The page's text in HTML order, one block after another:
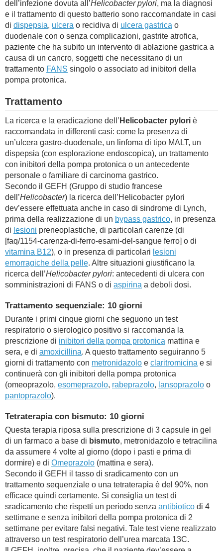
dell’infezione dovuta all’Helicobacter pylori, ma la diagnosi
e il trattamento di questo batterio sono raccomandate in casi
di dispepsia, ulcera o recidiva di ulcera gastrica o
duodenale con o senza complicazioni, gastrite atrofica,
paziente che ha subito un intervento di ablazione gastrica a
causa di un cancro, soggetti che necessitano di un
trattamento FANS singolo o associato ad inibitori della
pompa protonica.
Trattamento
La ricerca e la eradicazione dell’ Helicobacter pylori è
raccomandata in differenti casi: come la presenza di
un’ulcera gastro-duodenale, un linfoma di tipo MALT, un
dispepsia (con esplorazione endoscopica), un trattamento
con inibitori della pompa protonica o un antecedente
personale o familiare di carcinoma gastrico.
Secondo il GEFH (Gruppo di studio francese
dell’Helicobacter) la ricerca dell’Helicobacter pylori
dev’essere effettuata anche in caso di sindrome di Lynch,
prima della realizzazione di un bypass gastrico, in presenza
di lesioni preneoplastiche, di particolari carenze (di
[faq/1154-carenza-di-ferro-esami-del-sangue ferro] o di
vitamina B12), o in presenza di particolari lesioni
emorragiche della pelle. Altre situazioni giustificano la
ricerca dell’Helicobacter pylori: antecedenti di ulcera con
somministrazioni di FANS o di aspirina a deboli dosi.
Trattamento sequenziale: 10 giorni
Durante i primi cinque giorni che seguono un test
respiratorio o sierologico positivo si raccomanda la
prescrizione di inibitori della pompa protonica mattina e
sera, e di amoxicillina. A questo trattamento seguiranno 5
giorni di trattamento con metronidazolo e claritromicina e si
continuerà con gli inibitori della pompa protonica
(omeoprazolo, esomeprazolo, rabeprazolo, lansoprazolo o
pantoprazolo).
Tetraterapia con bismuto: 10 giorni
Questa terapia riposa sulla prescrizione di 3 capsule in gel
di un farmaco a base di bismuto, metronidazolo e tetracilina
da assumere 4 volte al giorno (dopo i pasti e prima di
dormire) e di Omeprazolo (mattina e sera).
Secondo il GEFH il tasso di sradicamento con un
trattamento sequenziale o una tetraterapia è del 90%, non
efficace quindi certamente. Si consiglia un test di
sradicamento che rispetti un periodo senza antibiotico di 4
settimane e senza inibitori della pompa protonica di 2
settimane per evitare falsi negativi. Tale test viene realizzato
attraverso un test respiratorio dell’urea marcata 13C.